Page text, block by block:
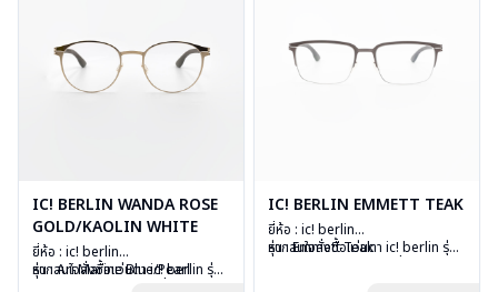
IC! BERLIN WANDA ROSE
GOLD/KAOLIN WHITE
ยี่ห้อ : ic! berlin
รุ่น : Ari Marine Blue/Pearl
หากสนใจสั่งชื้อแว่นตา ic! berlin รุ่น
IC! BERLIN EMMETT TEAK
ยี่ห้อ : ic! berlin
รุ่น : Emmett Teak
หากสนใจสั่งชื้อแว่นตา ic! berlin รุ่น